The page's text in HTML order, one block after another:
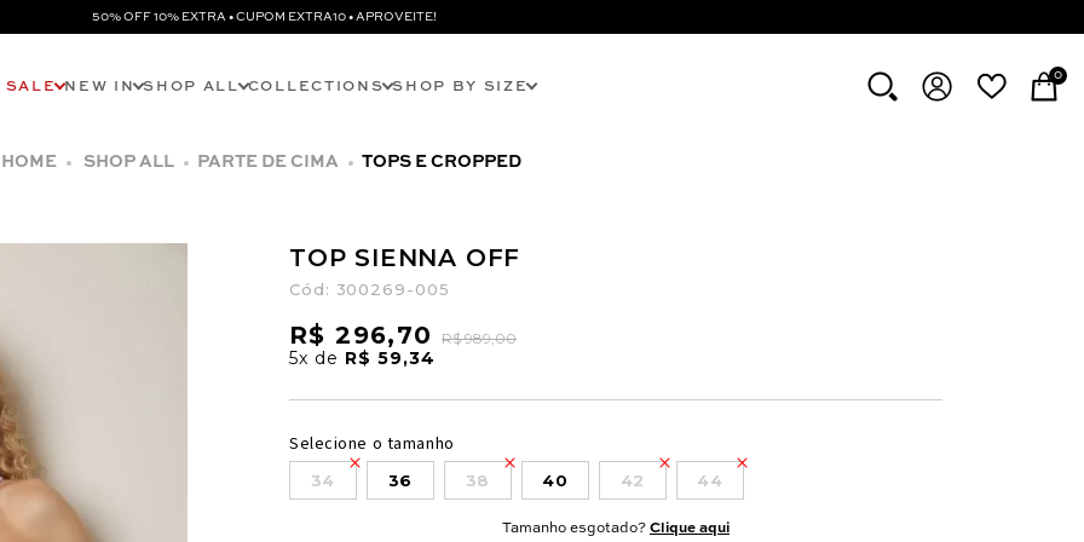
50% OFF 10% EXTRA • CUPOM EXTRA10 • APROVEITE!
SALE NEW IN SHOP ALL COLLECTIONS SHOP BY SIZE
0
SHOP ALL PARTE DE CIMA TOPS E CROPPED
TOP SIENNA OFF
Cód: 300269-005
R$ 296,70 R$ 989,00
5x de R$ 59,34
Selecione o tamanho
34 36 38 40 42 44
Tamanho esgotado? Clique aqui